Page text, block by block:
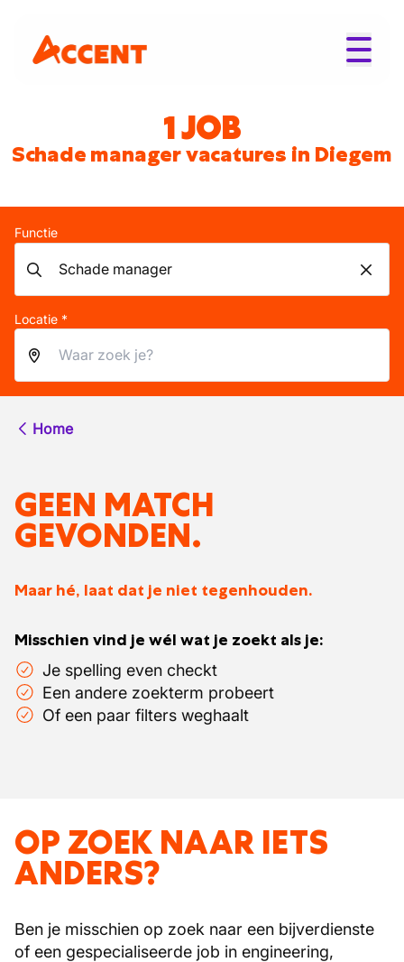
1 JOB
Schade manager vacatures in Diegem
Functie
Locatie *
Home
GEEN MATCH
GEVONDEN.
Maar hé, laat dat je niet tegenhouden.
Misschien vind je wél wat je zoekt als je:
Je spelling even checkt
Een andere zoekterm probeert
Of een paar filters weghaalt
OP ZOEK NAAR IETS
ANDERS?
Ben je misschien op zoek naar een bijverdienste
of een gespecialiseerde job in engineering,